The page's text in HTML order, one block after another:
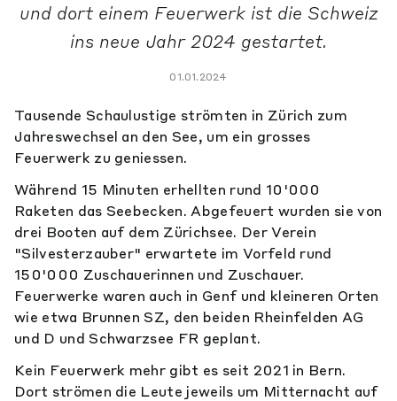
und dort einem Feuerwerk ist die Schweiz
ins neue Jahr 2024 gestartet.
01.01.2024
Tausende Schaulustige strömten in Zürich zum
Jahreswechsel an den See, um ein grosses
Feuerwerk zu geniessen.
Während 15 Minuten erhellten rund 10'000
Raketen das Seebecken. Abgefeuert wurden sie von
drei Booten auf dem Zürichsee. Der Verein
"Silvesterzauber" erwartete im Vorfeld rund
150'000 Zuschauerinnen und Zuschauer.
Feuerwerke waren auch in Genf und kleineren Orten
wie etwa Brunnen SZ, den beiden Rheinfelden AG
und D und Schwarzsee FR geplant.
Kein Feuerwerk mehr gibt es seit 2021 in Bern.
Dort strömen die Leute jeweils um Mitternacht auf